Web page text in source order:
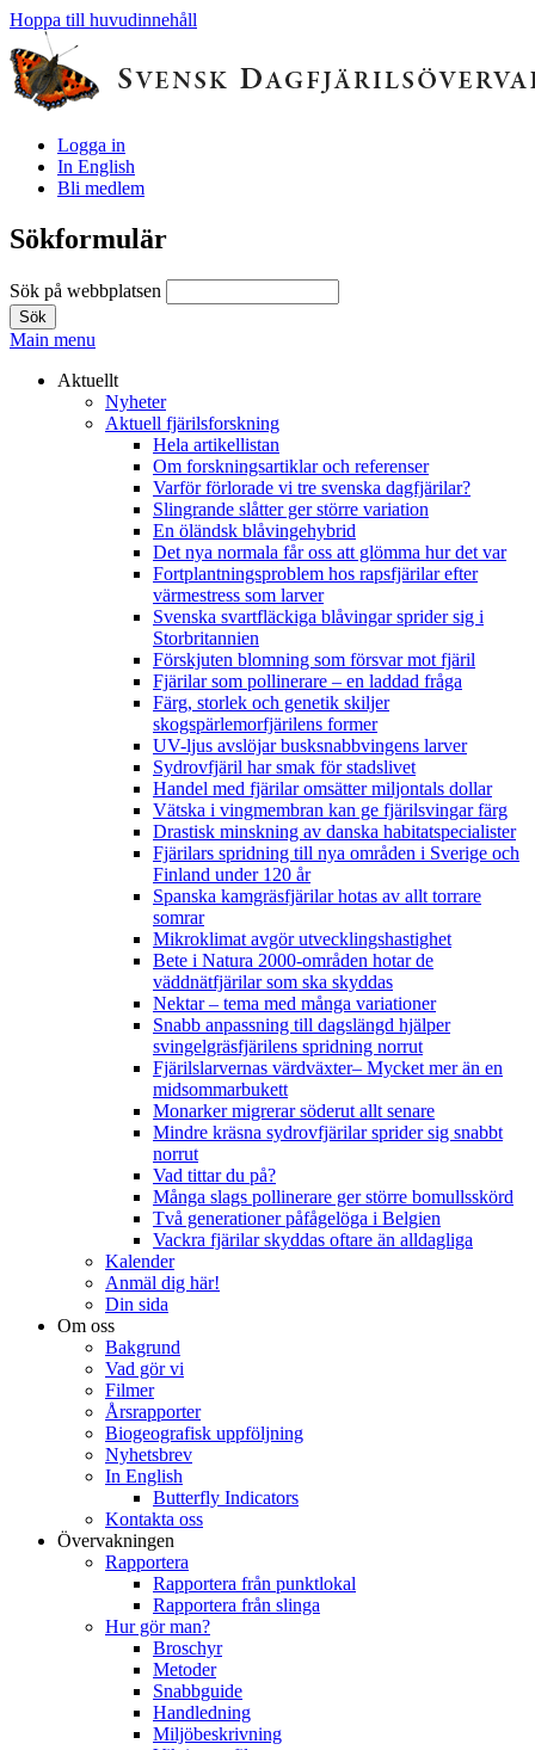
Hoppa till huvudinnehåll
Logga in
In English
Bli medlem
Sökformulär
Sök på webbplatsen
Main menu
Aktuellt
Nyheter
Aktuell fjärilsforskning
Hela artikellistan
Om forskningsartiklar och referenser
Varför förlorade vi tre svenska dagfjärilar?
Slingrande slåtter ger större variation
En öländsk blåvingehybrid
Det nya normala får oss att glömma hur det var
Fortplantningsproblem hos rapsfjärilar efter
värmestress som larver
Svenska svartfläckiga blåvingar sprider sig i
Storbritannien
Förskjuten blomning som försvar mot fjäril
Fjärilar som pollinerare – en laddad fråga
Färg, storlek och genetik skiljer
skogspärlemorfjärilens former
UV-ljus avslöjar busksnabbvingens larver
Sydrovfjäril har smak för stadslivet
Handel med fjärilar omsätter miljontals dollar
Vätska i vingmembran kan ge fjärilsvingar färg
Drastisk minskning av danska habitatspecialister
Fjärilars spridning till nya områden i Sverige och
Finland under 120 år
Spanska kamgräsfjärilar hotas av allt torrare
somrar
Mikroklimat avgör utvecklingshastighet
Bete i Natura 2000-områden hotar de
väddnätfjärilar som ska skyddas
Nektar – tema med många variationer
Snabb anpassning till dagslängd hjälper
svingelgräsfjärilens spridning norrut
Fjärilslarvernas värdväxter– Mycket mer än en
midsommarbukett
Monarker migrerar söderut allt senare
Mindre kräsna sydrovfjärilar sprider sig snabbt
norrut
Vad tittar du på?
Många slags pollinerare ger större bomullsskörd
Två generationer påfågelöga i Belgien
Vackra fjärilar skyddas oftare än alldagliga
Kalender
Anmäl dig här!
Din sida
Om oss
Bakgrund
Vad gör vi
Filmer
Årsrapporter
Biogeografisk uppföljning
Nyhetsbrev
In English
Butterfly Indicators
Kontakta oss
Övervakningen
Rapportera
Rapportera från punktlokal
Rapportera från slinga
Hur gör man?
Broschyr
Metoder
Snabbguide
Handledning
Miljöbeskrivning